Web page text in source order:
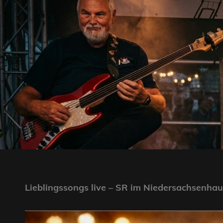
Lieblingssongs live – SR im